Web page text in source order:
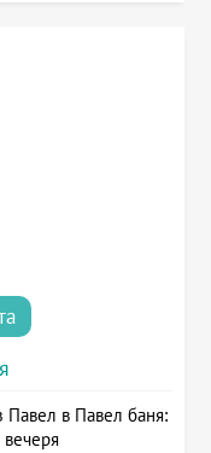
Павел в Павел баня:
вечеря